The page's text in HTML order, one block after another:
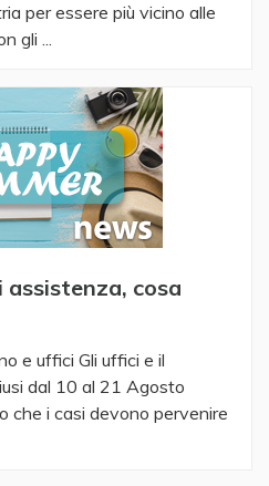
per essere più vicino alle
gli ...
cosa
e uffici Gli uffici e il
dal 10 al 21 Agosto
che i casi devono pervenire